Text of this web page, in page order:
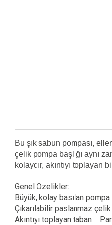
Bu şık sabun pompası,
çelik pompa başlığı aynı
kolaydır, akıntıyı toplayan
Genel Özelikler:
Büyük, kolay basılan pompa
Çıkarılabilir paslanmaz
Akıntıyı toplayan taban